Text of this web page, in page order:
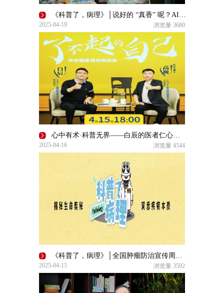
《科普了，病理》│说好的 “真香” 呢？AI在病理学也有痛点！
2025-04-19 浏览量 3680
心中有术·科普无界——白辰的医者仁心方程式｜了不起的自己
2025-04-16 浏览量 4544
《科普了，病理》│全国肿瘤防治宣传周进行时——病理诊断与技术：福尔摩斯与华生
2025-04-15 浏览量 3592